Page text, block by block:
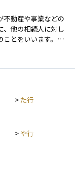
ます。もし話し合
停手続きに進むこ
不動産や事業などの
、他の相続人に対し
ことをいいます。た
、全体のバランスを
いが必要になる可
> た行
> や行